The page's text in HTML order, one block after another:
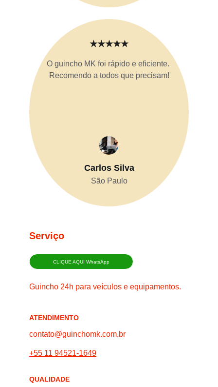
O guincho MK foi rápido e eficiente.
Recomendo a todos que precisam!
Carlos Silva
São Paulo
★★★★★
Serviço
Guincho 24h para veículos e equipamentos.
ATENDIMENTO
QUALIDADE
contato@guinchomk.com.br
+55 11 94521-1649
CLIQUE AQUI WhatsApp